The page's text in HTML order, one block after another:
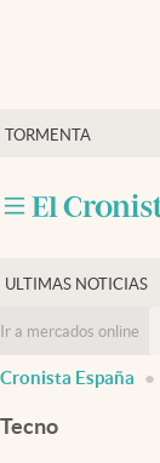
TORMENTA
Economía y finanzas
Criptomonedas
ULTIMAS NOTICIAS
Ir a mercados online
Cronista España
Tecno